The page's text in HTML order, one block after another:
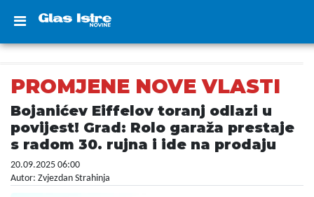
PROMJENE NOVE VLASTI
Bojanićev Eiffelov toranj odlazi u
povijest! Grad: Rolo garaža prestaje
s radom 30. rujna i ide na prodaju
20.09.2025 06:00
Autor: Zvjezdan Strahinja